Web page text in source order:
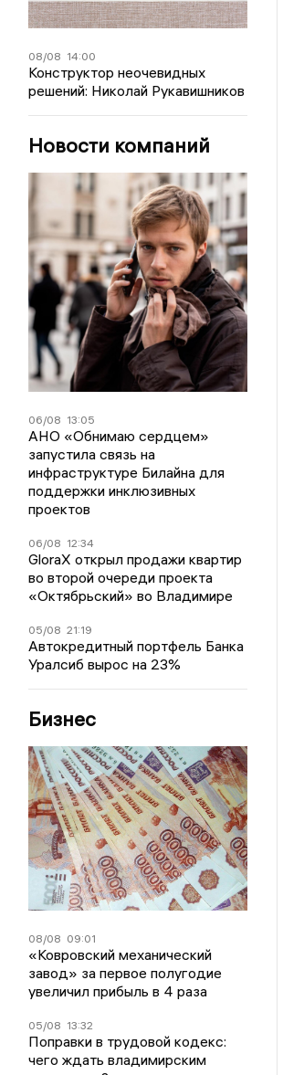
08/08 14:00
Конструктор неочевидных
решений: Николай Рукавишников
Новости компаний
06/08 13:05
АНО «Обнимаю сердцем»
запустила связь на
инфраструктуре Билайна для
поддержки инклюзивных
проектов
06/08 12:34
GloraX открыл продажи квартир
во второй очереди проекта
«Октябрьский» во Владимире
05/08 21:19
Автокредитный портфель Банка
Уралсиб вырос на 23%
Бизнес
08/08 09:01
«Ковровский механический
завод» за первое полугодие
увеличил прибыль в 4 раза
05/08 13:32
Поправки в трудовой кодекс:
чего ждать владимирским